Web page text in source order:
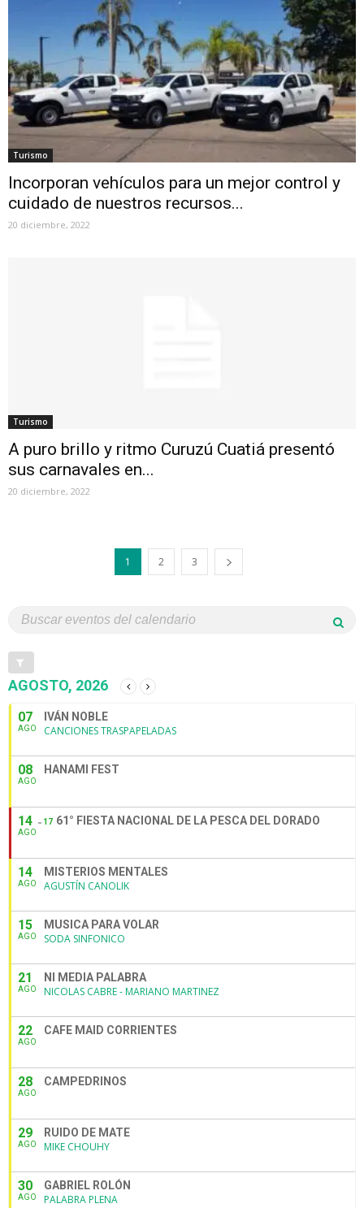
Turismo
Incorporan vehículos para un mejor control y
cuidado de nuestros recursos...
20 diciembre, 2022
Turismo
A puro brillo y ritmo Curuzú Cuatiá presentó
sus carnavales en...
20 diciembre, 2022
1 2 3
AGOSTO, 2026
07
AGO
IVÁN NOBLE
CANCIONES TRASPAPELADAS
08
AGO
HANAMI FEST
14
AGO
17 61° FIESTA NACIONAL DE LA PESCA DEL DORADO
14
AGO
MISTERIOS MENTALES
AGUSTÍN CANOLIK
15
AGO
MUSICA PARA VOLAR
SODA SINFONICO
21
AGO
NI MEDIA PALABRA
NICOLAS CABRE - MARIANO MARTINEZ
22
AGO
CAFE MAID CORRIENTES
28
AGO
CAMPEDRINOS
29
AGO
RUIDO DE MATE
MIKE CHOUHY
30
AGO
GABRIEL ROLÓN
PALABRA PLENA